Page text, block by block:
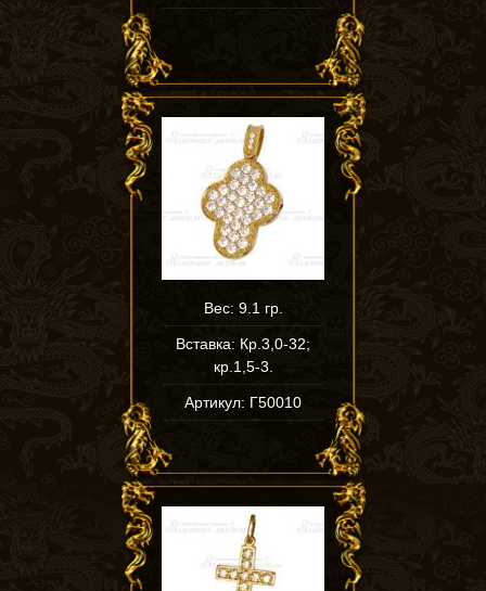
Вес: 9.1 гр.
Вставка: Кр.3,0-32;
кр.1,5-3.
Артикул: Г50010